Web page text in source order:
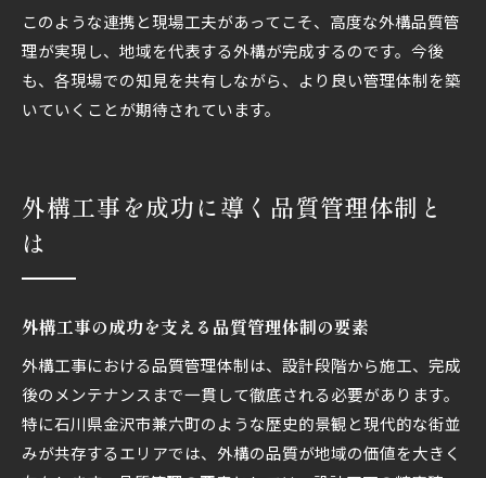
このような連携と現場工夫があってこそ、高度な外構品質管
理が実現し、地域を代表する外構が完成するのです。今後
も、各現場での知見を共有しながら、より良い管理体制を築
いていくことが期待されています。
外構工事を成功に導く品質管理体制と
は
外構工事の成功を支える品質管理体制の要素
外構工事における品質管理体制は、設計段階から施工、完成
後のメンテナンスまで一貫して徹底される必要があります。
特に石川県金沢市兼六町のような歴史的景観と現代的な街並
みが共存するエリアでは、外構の品質が地域の価値を大きく